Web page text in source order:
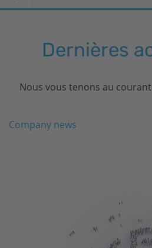
Dernières
Nous vous tenons au
Company news